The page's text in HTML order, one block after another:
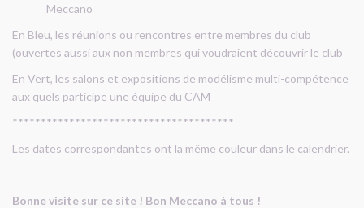
Meccano
En Bleu, les réunions ou rencontres entre membres du club
(ouvertes aussi aux non membres qui voudraient découvrir le club
En Vert, les salons et expositions de modélisme multi-compétence
aux quels participe une équipe du CAM
***************************************
Les dates correspondantes ont la même couleur dans le calendrier.
Bonne visite sur ce site ! Bon Meccano à tous !